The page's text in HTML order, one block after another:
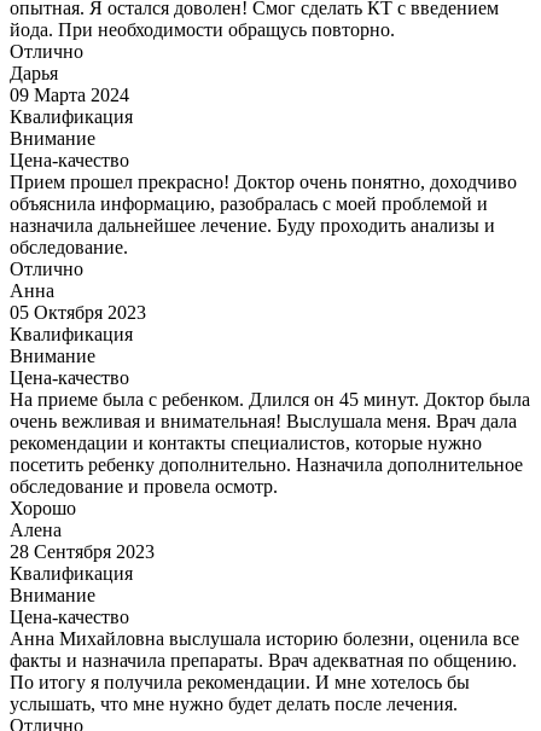
опытная. Я остался доволен! Смог сделать КТ с введением
йода. При необходимости обращусь повторно.
Отлично
Дарья
09 Марта 2024
Квалификация
Внимание
Цена-качество
Прием прошел прекрасно! Доктор очень понятно, доходчиво
объяснила информацию, разобралась с моей проблемой и
назначила дальнейшее лечение. Буду проходить анализы и
обследование.
Отлично
Анна
05 Октября 2023
Квалификация
Внимание
Цена-качество
На приеме была с ребенком. Длился он 45 минут. Доктор была
очень вежливая и внимательная! Выслушала меня. Врач дала
рекомендации и контакты специалистов, которые нужно
посетить ребенку дополнительно. Назначила дополнительное
обследование и провела осмотр.
Хорошо
Алена
28 Сентября 2023
Квалификация
Внимание
Цена-качество
Анна Михайловна выслушала историю болезни, оценила все
факты и назначила препараты. Врач адекватная по общению.
По итогу я получила рекомендации. И мне хотелось бы
услышать, что мне нужно будет делать после лечения.
Отлично